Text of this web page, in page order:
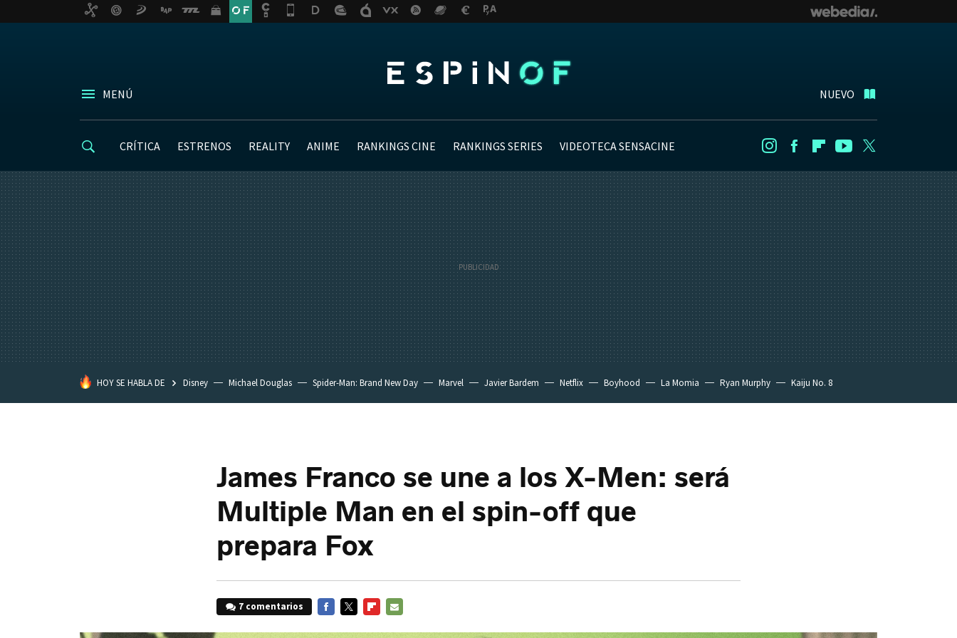
MENÚ NUEVO
CRÍTICA ESTRENOS REALITY ANIME RANKINGS CINE RANKINGS SERIES VIDEOTECA SENSACINE InstagramFacebookFlipboard
Youtube
HOY SE HABLA DE Disney Michael Douglas Spider-Man: Brand New Day Marvel Javier Bardem Netflix Boyhood La Momia Ryan Murphy Kaiju No. 8
James Franco se une a los X-Men: será
Multiple Man en el spin-off que
prepara Fox
7 comentarios